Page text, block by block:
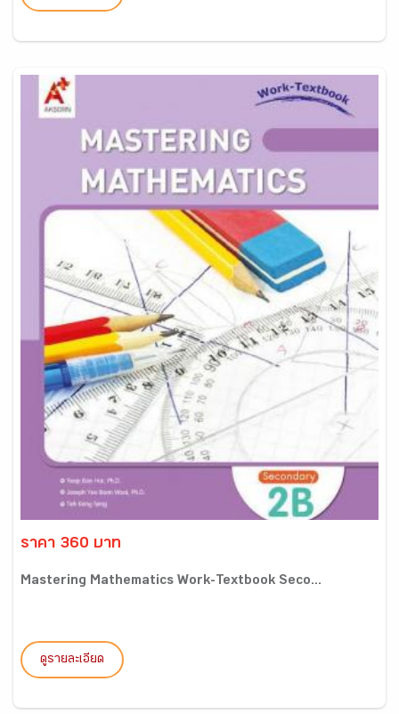
ราคา 360 บาท
Mastering Mathematics Work-Textbook Seco...
ดูรายละเอียด